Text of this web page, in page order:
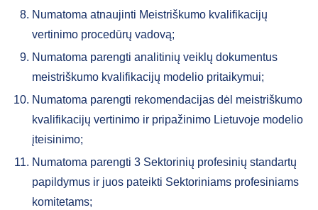
Numatoma atnaujinti Meistriškumo kvalifikacijų
vertinimo procedūrų vadovą;
Numatoma parengti analitinių veiklų dokumentus
meistriškumo kvalifikacijų modelio pritaikymui;
Numatoma parengti rekomendacijas dėl meistriškumo
kvalifikacijų vertinimo ir pripažinimo Lietuvoje modelio
įteisinimo;
Numatoma parengti 3 Sektorinių profesinių standartų
papildymus ir juos pateikti Sektoriniams profesiniams
komitetams;